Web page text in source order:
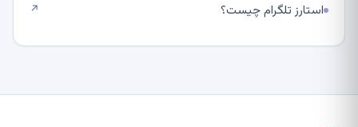
استارز تلگرام چیست؟ ↗